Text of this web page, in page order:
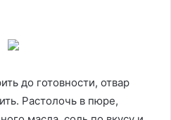
до готовности, отвар
Растолочь в пюре,